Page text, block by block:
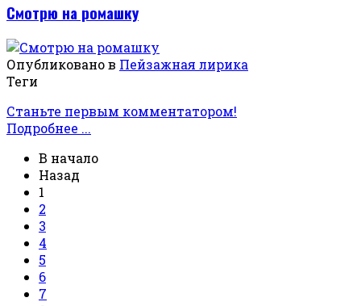
Смотрю на ромашку
Опубликовано в Пейзажная лирика
Теги
Станьте первым комментатором!
Подробнее ...
В начало
Назад
1
2
3
4
5
6
7